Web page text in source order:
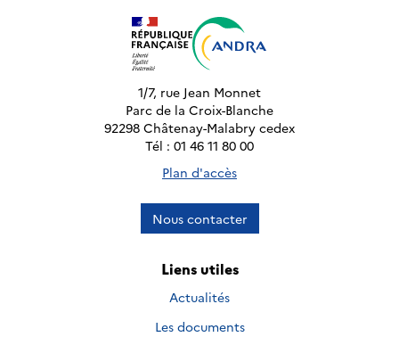
1/7, rue Jean Monnet
Parc de la Croix-Blanche
92298 Châtenay-Malabry cedex
Tél : 01 46 11 80 00
Plan d'accès
Nous contacter
Liens utiles
Actualités
Les documents